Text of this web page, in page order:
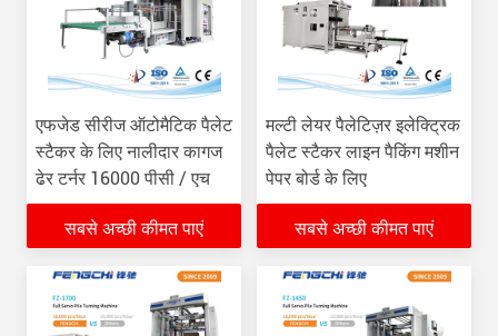
एफजेड सीरीज ऑटोमैटिक पैलेट
स्टैकर के लिए नालीदार कागज
ढेर टर्नर 16000 पीसी / एच
सबसे अच्छी कीमत पाएं
मल्टी लेयर पैलेटिज़र इलेक्ट्रिक
पैलेट स्टैकर लाइन पैकिंग मशीन
पेपर बोर्ड के लिए
सबसे अच्छी कीमत पाएं